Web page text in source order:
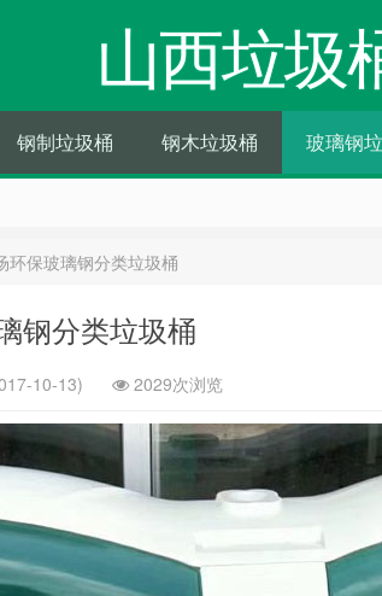
山西垃圾
钢制垃圾桶 钢木垃圾桶 玻璃钢
环保玻璃钢分类垃圾桶
钢分类垃圾桶
10-13) 2029次浏览